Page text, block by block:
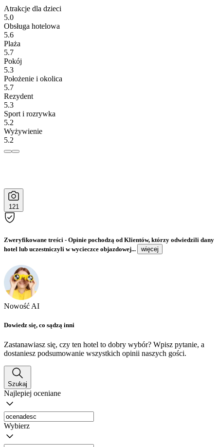
Atrakcje dla dzieci
5.0
Obsługa hotelowa
5.6
Plaża
5.7
Pokój
5.3
Położenie i okolica
5.7
Rezydent
5.3
Sport i rozrywka
5.2
Wyżywienie
5.2
121
Zweryfikowane treści - Opinie pochodzą od Klientów, którzy odwiedzili dany
hotel lub uczestniczyli w wycieczce objazdowej...
więcej
Nowość AI
Dowiedz się, co sądzą inni
Zastanawiasz się, czy ten hotel to dobry wybór? Wpisz pytanie, a
dostaniesz podsumowanie wszystkich opinii naszych gości.
Szukaj
Najlepiej oceniane
Wybierz